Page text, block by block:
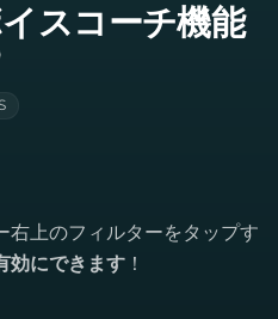
スコーチ機能
右上のフィルターをタップす
効にできます ！